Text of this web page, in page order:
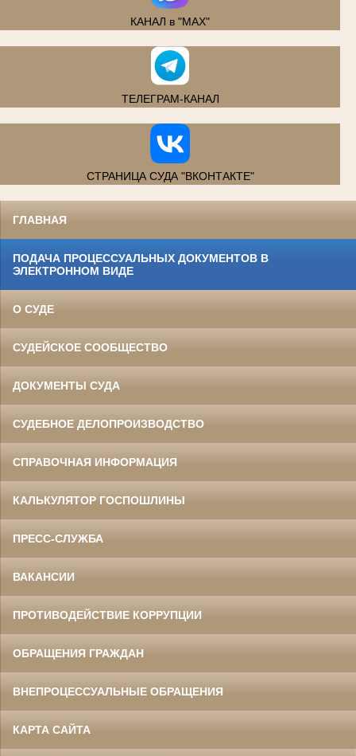
КАНАЛ в "MAX"
ТЕЛЕГРАМ-КАНАЛ
СТРАНИЦА СУДА "ВКОНТАКТЕ"
ГЛАВНАЯ
ПОДАЧА ПРОЦЕССУАЛЬНЫХ ДОКУМЕНТОВ В
ЭЛЕКТРОННОМ ВИДЕ
О СУДЕ
СУДЕЙСКОЕ СООБЩЕСТВО
ДОКУМЕНТЫ СУДА
СУДЕБНОЕ ДЕЛОПРОИЗВОДСТВО
СПРАВОЧНАЯ ИНФОРМАЦИЯ
КАЛЬКУЛЯТОР ГОСПОШЛИНЫ
ПРЕСС-СЛУЖБА
ВАКАНСИИ
ПРОТИВОДЕЙСТВИЕ КОРРУПЦИИ
ОБРАЩЕНИЯ ГРАЖДАН
ВНЕПРОЦЕССУАЛЬНЫЕ ОБРАЩЕНИЯ
КАРТА САЙТА